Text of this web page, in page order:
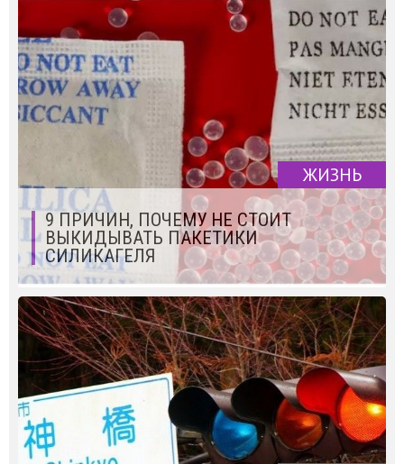
ЖИЗНЬ
9 ПРИЧИН, ПОЧЕМУ НЕ СТОИТ
ВЫКИДЫВАТЬ ПАКЕТИКИ
СИЛИКАГЕЛЯ